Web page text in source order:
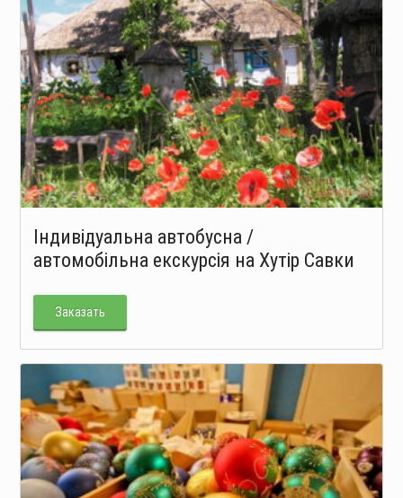
Індивідуальна автобусна /
автомобільна екскурсія на Хутір Савки
Заказать